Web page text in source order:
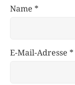
Name *
E-Mail-Adresse *